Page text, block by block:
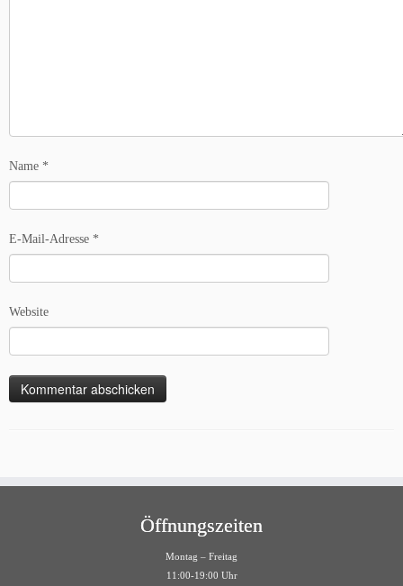
Name *
E-Mail-Adresse *
Website
Öffnungszeiten
Montag – Freitag
11:00-19:00 Uhr